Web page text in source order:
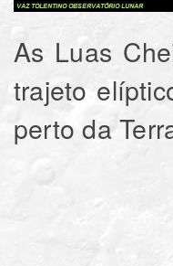
As Luas
trajeto
perto da